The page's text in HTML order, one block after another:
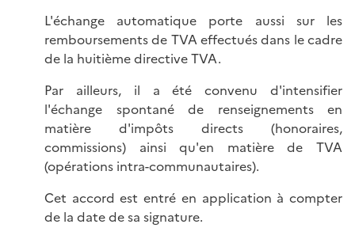
L'échange automatique porte aussi sur les
remboursements de TVA effectués dans le cadre
de la huitième directive TVA.
Par ailleurs, il a été convenu d'intensifier
l'échange spontané de renseignements en
matière d'impôts directs (honoraires,
commissions) ainsi qu'en matière de TVA
(opérations intra-communautaires).
Cet accord est entré en application à compter
de la date de sa signature.